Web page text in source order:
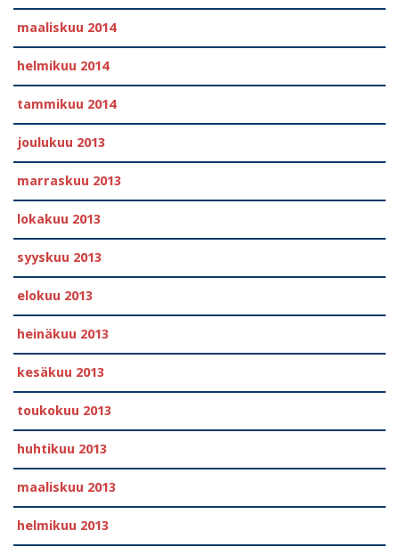
maaliskuu 2014
helmikuu 2014
tammikuu 2014
joulukuu 2013
marraskuu 2013
lokakuu 2013
syyskuu 2013
elokuu 2013
heinäkuu 2013
kesäkuu 2013
toukokuu 2013
huhtikuu 2013
maaliskuu 2013
helmikuu 2013